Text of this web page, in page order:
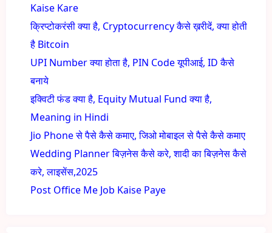
Kaise Kare
क्रिप्टोकरंसी क्या है, Cryptocurrency कैसे ख़रीदें, क्या होती
है Bitcoin
UPI Number क्या होता है, PIN Code यूपीआई, ID कैसे
बनाये
इक्विटी फंड क्या है, Equity Mutual Fund क्या है,
Meaning in Hindi
Jio Phone से पैसे कैसे कमाए, जिओ मोबाइल से पैसे कैसे कमाए
Wedding Planner बिज़नेस कैसे करे, शादी का बिज़नेस कैसे
करे, लाइसेंस,2025
Post Office Me Job Kaise Paye